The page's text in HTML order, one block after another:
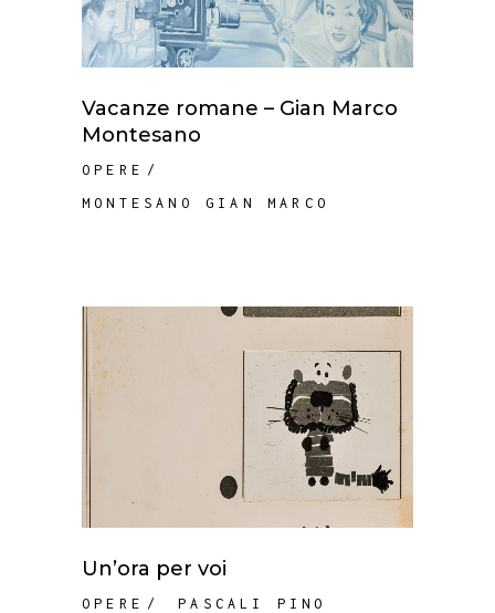
Vacanze romane – Gian Marco
Montesano
OPERE
MONTESANO GIAN MARCO
Un’ora per voi
OPERE PASCALI PINO